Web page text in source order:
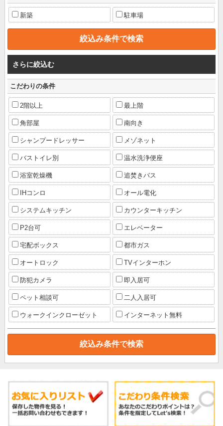
新築 駐車場
さらに絞込む
こだわりの条件
2階以上 最上階
角部屋 南向き
シャンプードレッサー メゾネット
バストイレ別 温水洗浄便座
浴室乾燥機 追焚きバス
IHコンロ オール電化
システムキッチン カウンターキッチン
P2台可 エレベーター
宅配ボックス 都市ガス
オートロック TVインターホン
防犯カメラ 即入居可
ペット相談可 二人入居可
ウォークインクローゼット インターネット無料